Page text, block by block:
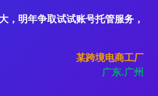
，明年争取试试账号托管服务，
某跨境电商工厂
广东.广州